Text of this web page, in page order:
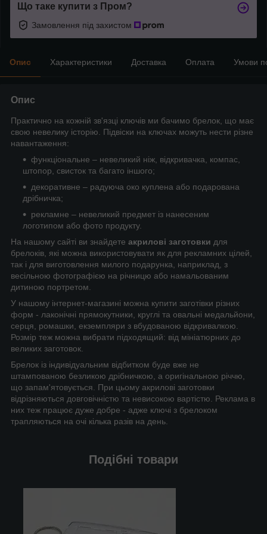
Що таке купити з Пром?
Замовлення під захистом
Опис Характеристики Доставка Оплата Умови
Опис
Практично на кожній зв'язці ключів ми бачимо брелок, що має
свою невелику історію. Підвіски на ключах можуть нести різне
навантаження:
функціональне – невеликий ніж, відкривачка, компас,
штопор, свисток та багато іншого;
декоративне – радуюча око куплена або подарована
дрібничка;
рекламне – невеликий предмет із нанесеним
логотипом або фото продукту.
На нашому сайті ви знайдете акрилові заготовки для
брелоків, які можна використовувати як для рекламних цілей,
так і для виготовлення милого подарунка, наприклад, з
весільною фотографією на річницю або намальованим
дитиною портретом.
У нашому інтернет-магазині можна купити заготівки різних
форм - лаконічні прямокутники, круглі та овальні медальйони,
серця, ромашки, екземпляри з вбудованою відкривалкою.
Розмір теж можна вибрати підходящий: від мініатюрних до
великих заготовок.
Брелок із індивідуальним відбитком буде вже не
штампованою безликою дрібничкою, а оригінальною річчю,
що запам'ятовується. При цьому акрилові заготовки
відрізняються довговічністю та невисокою вартістю. Реклама в
них теж працює дуже добре - адже ключі з брелоком
трапляються на очі кілька разів на день.
Подібні товари